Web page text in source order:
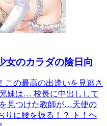
女のカラダの陰日向
この最高の出逢いを見逃さ
妹は… 校長に中出しして
見つけた教師が…天使の
りに腰を振る！？ ト！ヘ